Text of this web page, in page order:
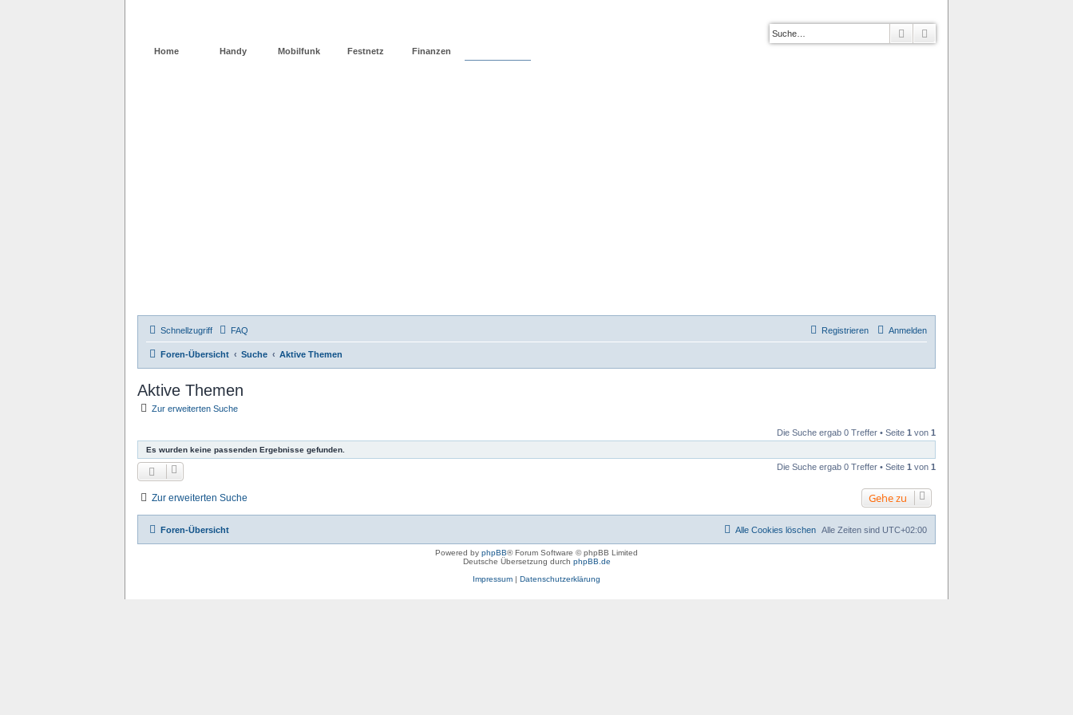
Home Handy Mobilfunk Festnetz Finanzen
Suche
Schnellzugriff FAQ Anmelden
Registrieren
Foren-Übersicht Suche Aktive Themen
Aktive Themen
Zur erweiterten Suche
Die Suche ergab 0 Treffer • Seite 1 von 1
Es wurden keine passenden Ergebnisse gefunden.
Die Suche ergab 0 Treffer • Seite 1 von 1
Zur erweiterten Suche Gehe zu
Foren-Übersicht Alle Zeiten sind UTC+02:00
Alle Cookies löschen
Powered by phpBB® Forum Software © phpBB Limited
Deutsche Übersetzung durch phpBB.de
Impressum | Datenschutzerklärung